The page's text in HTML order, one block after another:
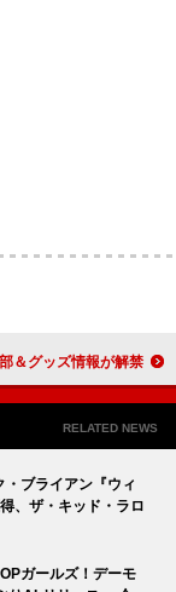
ハ（超特急）W主演映画『純愛上等！』本編一部＆グッズ情報が解禁
RELATED NEWS
・ブライアン『ウィ
、ザ・キッド・ラロ
ガールズ！デーモ